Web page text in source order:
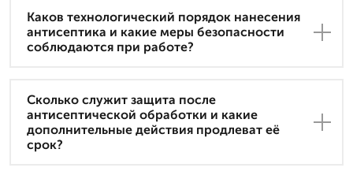
Каков технологический порядок нанесения
антисептика и какие меры безопасности
соблюдаются при работе?
Сколько служит защита после
антисептической обработки и какие
дополнительные действия продлеват её
срок?